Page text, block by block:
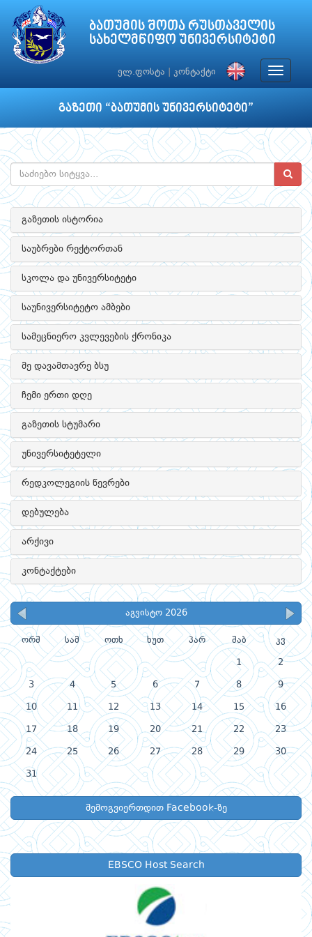
ბათუმის შოთა რუსთაველის
სახელმწიფო უნივერსიტეტი
ელ.ფოსტა კონტაქტი
Toggle
გაზეთი “ბათუმის უნივერსიტეტი”
გაზეთის ისტორია
საუბრები რექტორთან
სკოლა და უნივერსიტეტი
საუნივერსიტეტო ამბები
სამეცნიერო კვლევების ქრონიკა
მე დავამთავრე ბსუ
ჩემი ერთი დღე
გაზეთის სტუმარი
უნივერსიტეტელი
რედკოლეგიის წევრები
დებულება
არქივი
კონტაქტები
აგვისტო 2026
ორშ სამ ოთხ ხუთ პარ შაბ კვ
1 2
3 4 5 6 7 8 9
10 11 12 13 14 15 16
17 18 19 20 21 22 23
24 25 26 27 28 29 30
31
შემოგვიერთდით Facebook-ზე
EBSCO Host Search